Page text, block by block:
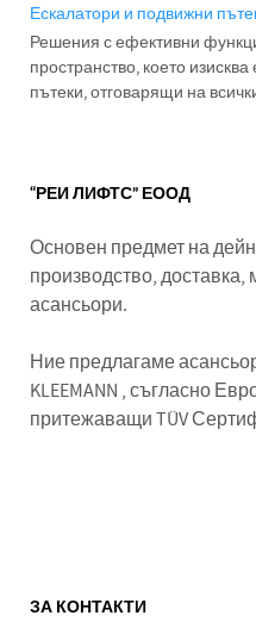
Ескалатори и подвижни
Решения с ефективни
пространство, което
пътеки, отговарящи на
“РЕИ ЛИФТС” ЕООД
Основен предмет на
производство, доставка,
асансьори.
Ние предлагаме
KLEEMANN , съгласно
притежаващи TÜV
ЗА КОНТАКТИ